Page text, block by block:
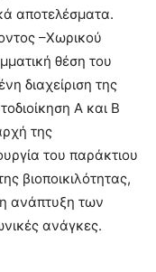
αποτελέσματα.
–Χωρικού
θέση του
διαχείριση της
Α και Β
της
του παράκτιου
βιοποικιλότητας,
ανάπτυξη των
ανάγκες.